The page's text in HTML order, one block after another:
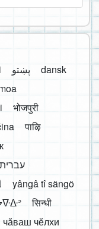
پښتو
dansk
भोजपुरी
पाऴि
עברית
yângâ tî sängö
सिन्धी
чӑваш чӗлхи